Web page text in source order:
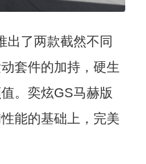
出了两款截然不同
套件的加持，硬生
。奕炫GS马赫版
能的基础上，完美